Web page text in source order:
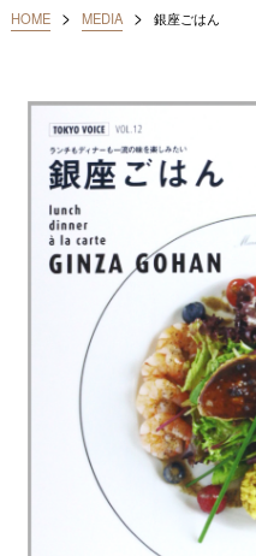
HOME > MEDIA > 銀座ごはん